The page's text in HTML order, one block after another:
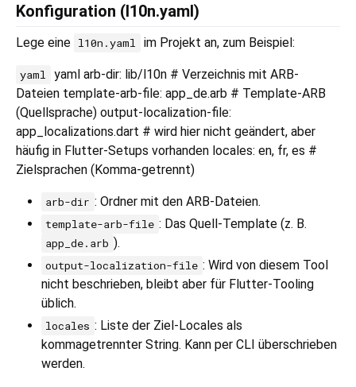
Konfiguration (l10n.yaml)
Lege eine l10n.yaml im Projekt an, zum Beispiel:
yaml
yaml arb-dir: lib/l10n # Verzeichnis mit ARB-
Dateien template-arb-file: app_de.arb # Template-ARB
(Quellsprache) output-localization-file:
app_localizations.dart # wird hier nicht geändert, aber
häufig in Flutter-Setups vorhanden locales: en, fr, es #
Zielsprachen (Komma-getrennt)
arb-dir : Ordner mit den ARB-Dateien.
template-arb-file : Das Quell-Template (z. B.
app_de.arb ).
output-localization-file : Wird von diesem Tool
nicht beschrieben, bleibt aber für Flutter-Tooling
üblich.
locales : Liste der Ziel-Locales als
kommagetrennter String. Kann per CLI überschrieben
werden.